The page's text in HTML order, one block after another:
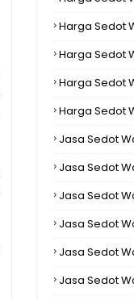
Harga Sedot
Harga Sedot
Harga Sedot
Harga Sedot
Jasa Sedot
Jasa Sedot
Jasa Sedot
Jasa Sedot
Jasa Sedot
Jasa Sedot